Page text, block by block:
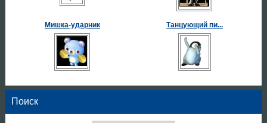
Мишка-ударник Танцующий пи...
Поиск